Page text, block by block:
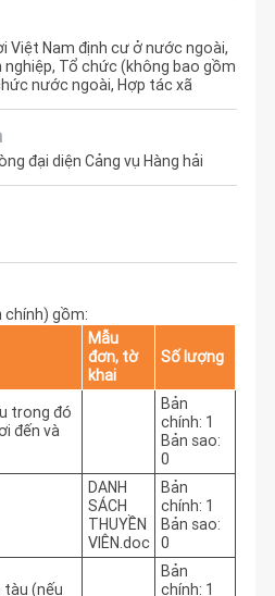
Việt Nam định cư ở nước ngoài,
Tổ chức (không bao gồm
nước ngoài, Hợp tác xã
đại diện Cảng vụ Hàng hải
chính) gồm:
Mẫu
đơn, tờ
khai
Số lượng
trong đó
đến và
Bản
chính: 1
Bản sao:
0
DANH
SÁCH
THUYỀN
VIÊN.doc
Bản
chính: 1
Bản sao:
0
tàu (nếu
Bản
chính: 1